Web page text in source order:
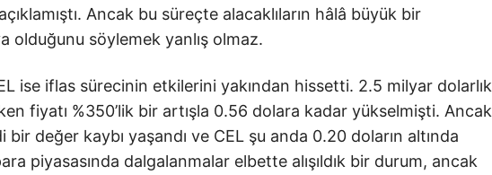
açıklamıştı. Ancak bu süreçte alacaklıların hâlâ büyük bir
olduğunu söylemek yanlış olmaz.
ise iflas sürecinin etkilerini yakından hissetti. 2.5 milyar dolarlık
fiyatı %350’lik bir artışla 0.56 dolara kadar yükselmişti. Ancak
değer kaybı yaşandı ve CEL şu anda 0.20 doların altında
piyasasında dalgalanmalar elbette alışıldık bir durum, ancak